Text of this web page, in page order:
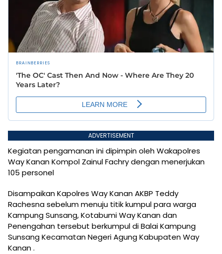
ADVERTISEMENT
Kegiatan pengamanan ini dipimpin oleh Wakapolres
Way Kanan Kompol Zainul Fachry dengan menerjukan
105 personel
Disampaikan Kapolres Way Kanan AKBP Teddy
Rachesna sebelum menuju titik kumpul para warga
Kampung Sunsang, Kotabumi Way Kanan dan
Penengahan tersebut berkumpul di Balai Kampung
Sunsang Kecamatan Negeri Agung Kabupaten Way
Kanan .